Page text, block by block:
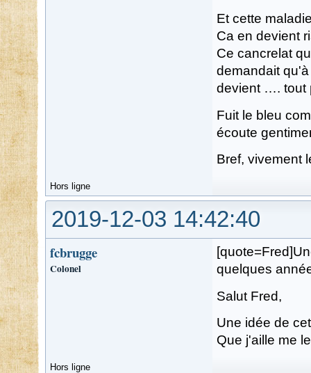
Et cette
Ca en devient
Ce cancrelat
demandait
devient …. tout
Fuit le bleu
écoute
Bref, vivement
Hors ligne
2019-12-03 14:42:40
fcbrugge
Colonel
quelques
Salut Fred,
Une idée de
Que j'aille me
Hors ligne